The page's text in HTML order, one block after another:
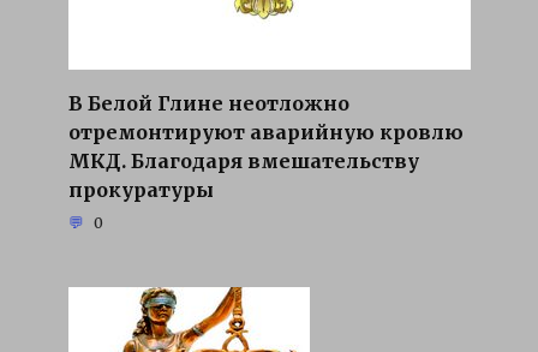
В Белой Глине неотложно
отремонтируют аварийную кровлю
МКД. Благодаря вмешательству
прокуратуры
0